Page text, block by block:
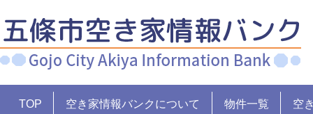
TOP 空き家情報バンクについて 物件一覧 空